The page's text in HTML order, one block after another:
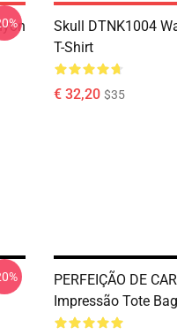
Skull DTNK1004
T-Shirt
€ 32,20 $35
PERFEIÇÃO DE
Impressão Tote